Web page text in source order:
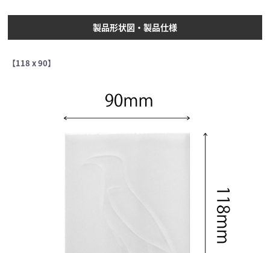
製品形状図・製品仕様
【118 x 90】